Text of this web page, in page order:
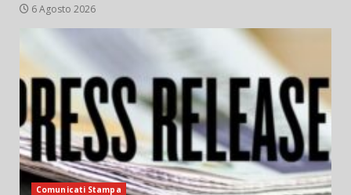
6 Agosto 2026
Comunicati Stampa